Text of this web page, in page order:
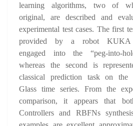
learning algorithms, two of
original, are described and
experimental test cases. The first
provided by a robot KUKA
engaged into the “peg-into-
whereas the second is
classical prediction task on the
Glass time series. From the
comparison, it appears that
Controllers and RBFNs